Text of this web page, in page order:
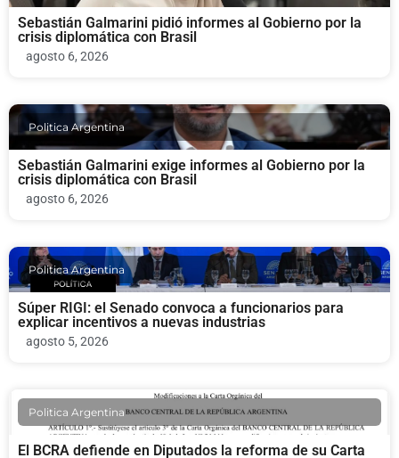
Sebastián Galmarini pidió informes al Gobierno por la
crisis diplomática con Brasil
agosto 6, 2026
Politica Argentina
Sebastián Galmarini exige informes al Gobierno por la
crisis diplomática con Brasil
agosto 6, 2026
Politica Argentina
Súper RIGI: el Senado convoca a funcionarios para
explicar incentivos a nuevas industrias
agosto 5, 2026
Politica Argentina
El BCRA defiende en Diputados la reforma de su Carta